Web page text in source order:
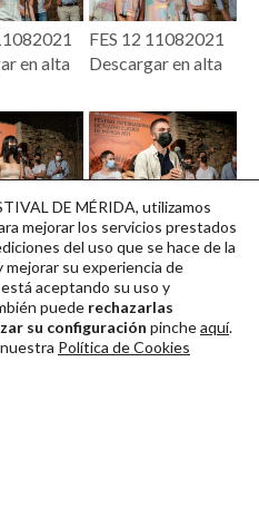
en alta
FES 12 11082021
Descargar en alta
en alta
FES 15 11082021
Descargar en alta
DE MÉRIDA, utilizamos
mejorar los servicios prestados
del uso que se hace de la
su experiencia de
está aceptando su uso y
puede rechazarlas
su configuración pincheaquí.
Política de Cookies